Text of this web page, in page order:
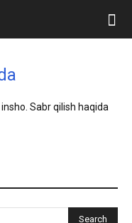
Sabr qilish haqida